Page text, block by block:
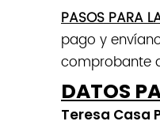
PASOS PARA
pago y
comprobante
DATOS
Teresa Casa